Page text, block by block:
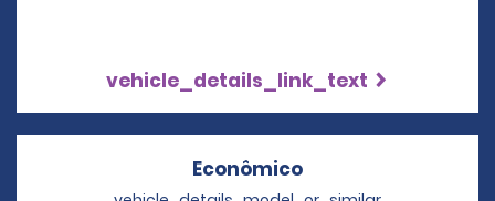
vehicle_details_link_text
Econômico